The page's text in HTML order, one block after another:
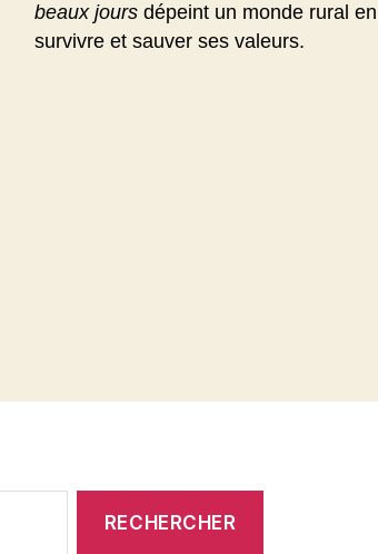
beaux jours dépeint un monde rural
survivre et sauver ses valeurs.